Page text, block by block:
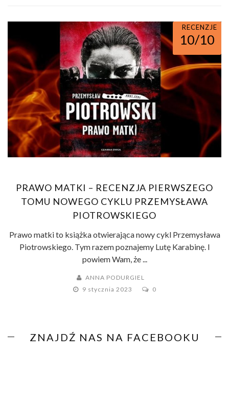
RECENZJE
10/10
PRAWO MATKI – RECENZJA PIERWSZEGO
TOMU NOWEGO CYKLU PRZEMYSŁAWA
PIOTROWSKIEGO
Prawo matki to książka otwierająca nowy cykl Przemysława
Piotrowskiego. Tym razem poznajemy Lutę Karabinę. I
powiem Wam, że ...
ANNA PODURGIEL
9 stycznia 2023
0
ZNAJDŹ NAS NA FACEBOOKU